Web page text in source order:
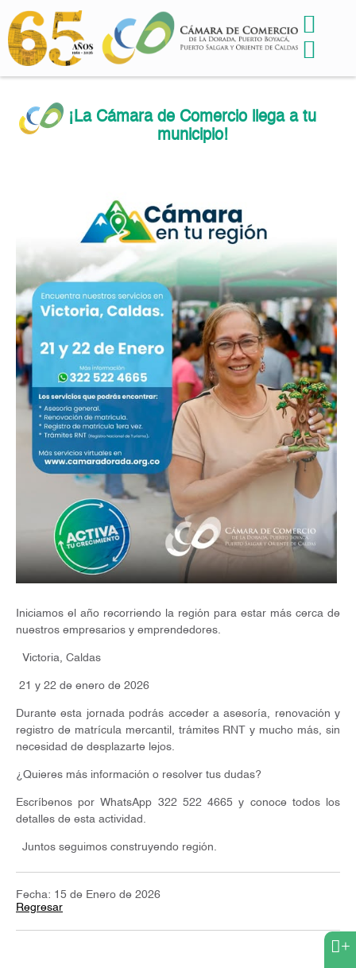
¡La Cámara de Comercio llega a tu
municipio!
Iniciamos el año recorriendo la región para estar más cerca de
nuestros empresarios y emprendedores.
Victoria, Caldas
21 y 22 de enero de 2026
Durante esta jornada podrás acceder a asesoría, renovación y
registro de matrícula mercantil, trámites RNT y mucho más, sin
necesidad de desplazarte lejos.
¿Quieres más información o resolver tus dudas?
Escríbenos por WhatsApp 322 522 4665 y conoce todos los
detalles de esta actividad.
Juntos seguimos construyendo región.
Fecha: 15 de Enero de 2026
Regresar
+